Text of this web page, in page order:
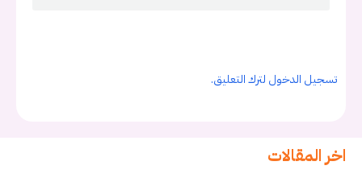
تسجيل الدخول لترك التعليق.
اخر المقالات